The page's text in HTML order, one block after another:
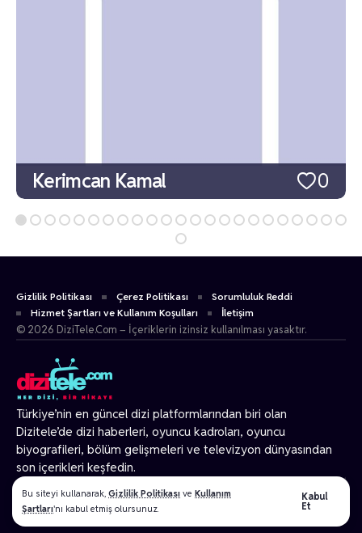
Bu siteyi kullanarak, Gizlilik Politikası ve Kullanım
Şartları'nı kabul etmiş olursunuz.
Kabul
Et
0
Kerimcan Kamal
Türkiye’nin en güncel dizi platformlarından biri olan
Dizitele’de dizi haberleri, oyuncu kadroları, oyuncu
biyografileri, bölüm gelişmeleri ve televizyon dünyasından
son içerikleri keşfedin.
© 2026 Tüm Hakları Gizlidir.
Gizlilik Politikası Çerez Politikası
Sorumluluk Reddi
Hizmet Şartları ve Kullanım Koşulları
İletişim
© 2026 DiziTele.Com – İçeriklerin izinsiz kullanılması yasaktır.